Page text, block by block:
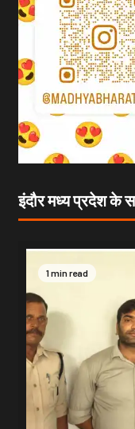
इंदौर मध्य प्रदेश के
1 min read